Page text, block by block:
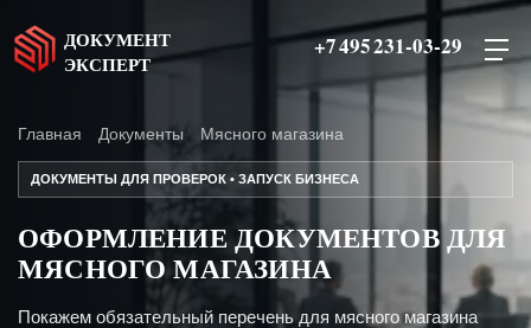
ДОКУМЕНТ
ЭКСПЕРТ
+7 495 231-03-29
Главная Документы Мясного магазина
ДОКУМЕНТЫ ДЛЯ ПРОВЕРОК • ЗАПУСК БИЗНЕСА
ОФОРМЛЕНИЕ ДОКУМЕНТОВ ДЛЯ
МЯСНОГО МАГАЗИНА
Покажем обязательный перечень для мясного магазина